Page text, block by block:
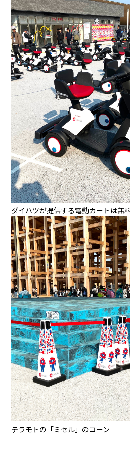
ダイハツが提供する電動カートは無
テラモトの「ミセル」のコーン